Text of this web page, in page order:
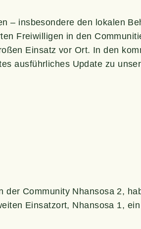
– ins­be­son­de­re den loka­len
Frei­wil­li­gen in den
Ein­satz vor Ort. In den
aus­führ­li­ches Update zu
der Com­mu­ni­ty Nhan­so­sa 2,
Ein­satz­ort, Nhan­so­sa 1,